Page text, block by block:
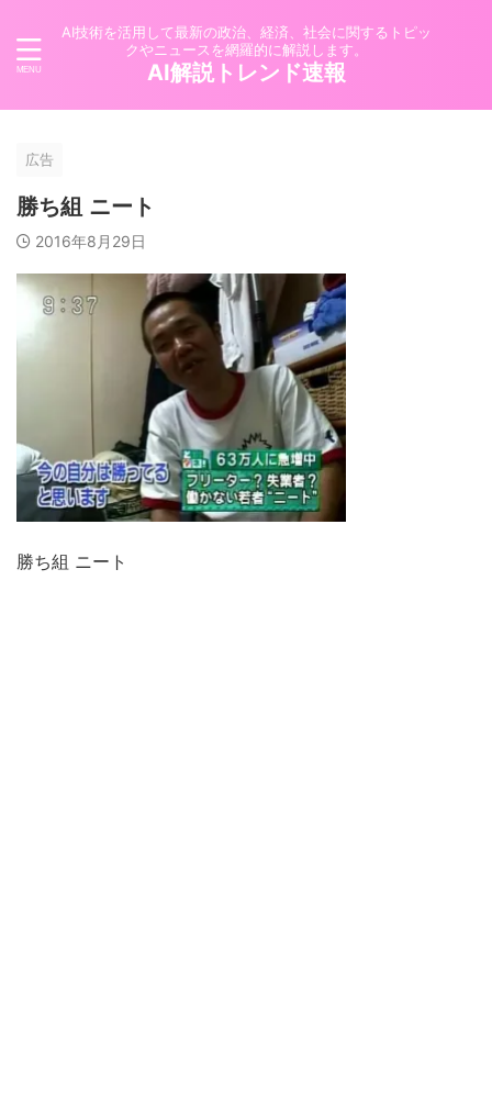
AI技術を活用して最新の政治、経済、社会に関するトピッ
クやニュースを網羅的に解説します。
AI解説トレンド速報
広告
勝ち組 ニート
2016年8月29日
勝ち組 ニート